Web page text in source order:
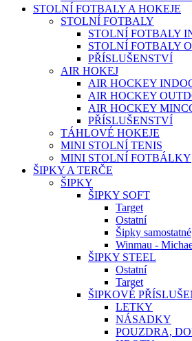
STOLNÍ FOTBALY A HOKEJE
STOLNÍ FOTBALY
STOLNÍ FOTBALY
STOLNÍ FOTBALY
PŘÍSLUŠENSTVÍ
AIR HOKEJ
AIR HOCKEY
AIR HOCKEY
AIR HOCKEY
PŘÍSLUŠENSTVÍ
TÁHLOVÉ HOKEJE
MINI STOLNÍ TENIS
MINI STOLNÍ FOTBÁLKY
ŠIPKY A TERČE
ŠIPKY
ŠIPKY SOFT
Target
Ostatní
Šipky samostatné
Winmau -
ŠIPKY STEEL
Ostatní
Target
ŠIPKOVÉ
LETKY
NÁSADKY
POUZDRA,